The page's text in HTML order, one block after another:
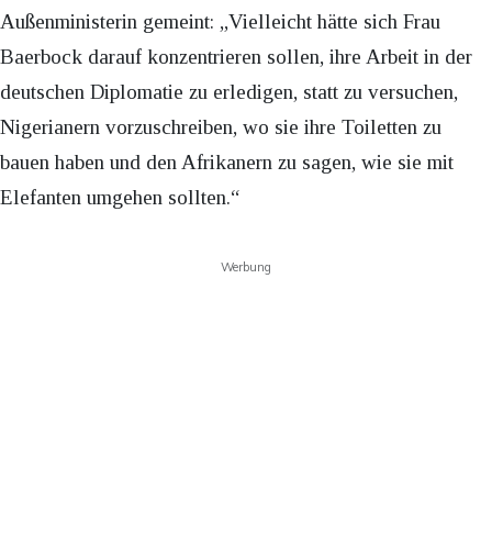
Außenministerin gemeint: „Vielleicht hätte sich Frau
Baerbock darauf konzentrieren sollen, ihre Arbeit in der
deutschen Diplomatie zu erledigen, statt zu versuchen,
Nigerianern vorzuschreiben, wo sie ihre Toiletten zu
bauen haben und den Afrikanern zu sagen, wie sie mit
Elefanten umgehen sollten.“
Werbung